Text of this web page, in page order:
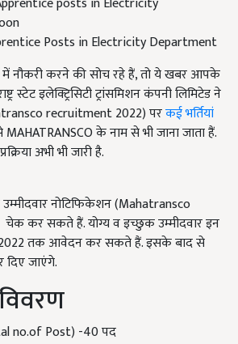
Posts in Electricity Department
नौकरी करने की सोच रहे हैं, तो ये खबर आपके
स्टेट इलेक्ट्रिसिटी ट्रांसमिशन कंपनी लिमिटेड ने
recruitment 2022) परकई भर्तियां
के नाम से भी जाना जाता हैं.
अभी भी जारी है.
नोटिफिकेशन (Mahatransco
कर सकते हैं. योग्य व इच्छुक उम्मीदवार इन
2022 तक आवेदन कर सकते हैं. इसके बाद से
जाएंगे.
no.of Post) -40 पद